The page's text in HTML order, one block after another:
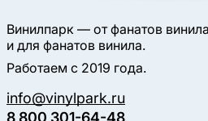
Винилпарк — от фанатов винила
и для фанатов винила.
Работаем с 2019 года.
info@vinylpark.ru
8 800 301-64-48